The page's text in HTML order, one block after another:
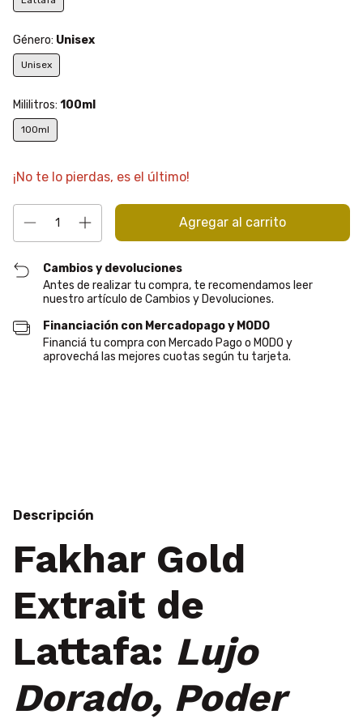
Género: Unisex
Unisex
Mililitros: 100ml
100ml
¡No te lo pierdas, es el último!
Cambios y devoluciones
Antes de realizar tu compra, te recomendamos leer
nuestro artículo de Cambios y Devoluciones.
Financiación con Mercadopago y MODO
Financiá tu compra con Mercado Pago o MODO y
aprovechá las mejores cuotas según tu tarjeta.
Descripción
Fakhar Gold
Extrait de
Lattafa: Lujo
Dorado, Poder